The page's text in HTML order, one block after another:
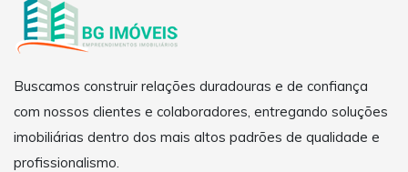
Buscamos construir relações duradouras e de confiança
com nossos clientes e colaboradores, entregando soluções
imobiliárias dentro dos mais altos padrões de qualidade e
profissionalismo.